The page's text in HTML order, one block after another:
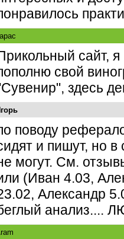
сайт,
свой
здесь
поводу
и пишут, но
могут. См.
(Иван 4.03,
Александр
анализ....